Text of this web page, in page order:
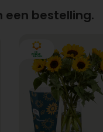
een bestelling.